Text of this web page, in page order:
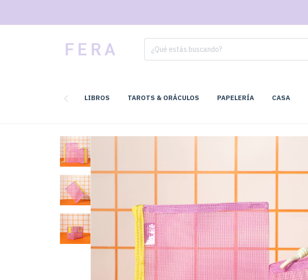
LIBROS TAROTS & ORÁCULOS PAPELERÍA CASA